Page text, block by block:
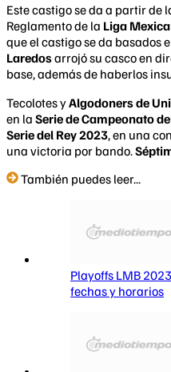
Este castigo se da a partir de
Reglamento de la Liga
que el castigo se da basados
Laredosarrojó su casco en
base, además de haberlos
Tecolotes yAlgodoners de
en la Serie de Campeonato
Serie del Rey 2023, en una
una victoria por bando.
También puedes leer...
Playoffs LMB
fechas y horarios